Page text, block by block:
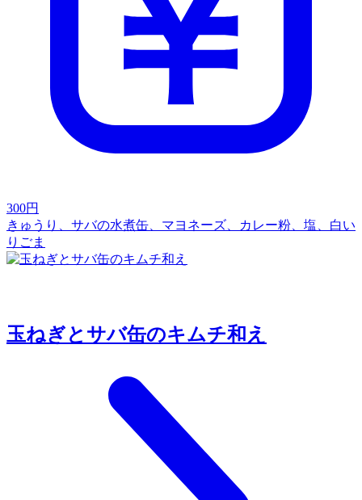
300円
きゅうり、サバの水煮缶、マヨネーズ、カレー粉、塩、白い
りごま
玉ねぎとサバ缶のキムチ和え